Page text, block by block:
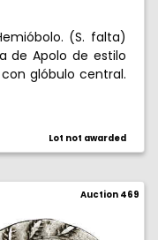
(S. falta)
de Apolo de estilo
glóbulo central.
Lot not awarded
Auction 469